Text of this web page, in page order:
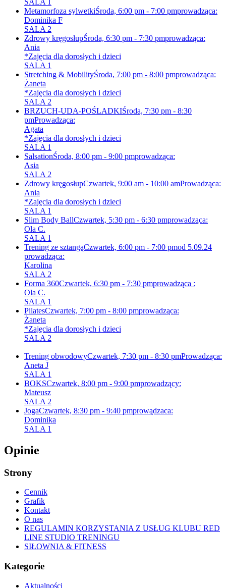
Metamorfoza sylwetkiŚroda, 6:00 pm - 7:00 pmprowadząca:
Dominika F
SALA 2
Zdrowy kręgosłupŚroda, 6:30 pm - 7:30 pmprowadząca:
Ania
*Zajęcia dla dorosłych i dzieci
SALA 1
Stretching & MobilityŚroda, 7:00 pm - 8:00 pmprowadząca:
Żaneta
*Zajęcia dla dorosłych i dzieci
SALA 2
BRZUCH-UDA-POŚLADKIŚroda, 7:30 pm - 8:30
pmProwadząca:
Agata
*Zajęcia dla dorosłych i dzieci
SALA 1
SalsationŚroda, 8:00 pm - 9:00 pmprowadząca:
Asia
SALA 2
Zdrowy kręgosłupCzwartek, 9:00 am - 10:00 amProwadząca:
Ania
*Zajęcia dla dorosłych i dzieci
SALA 1
Slim Body BallCzwartek, 5:30 pm - 6:30 pmprowadząca:
Ola C.
SALA 1
Trening ze sztangąCzwartek, 6:00 pm - 7:00 pmod 5.09.24
prowadząca:
Karolina
SALA 2
Forma 360Czwartek, 6:30 pm - 7:30 pmprowadząca :
Ola C.
SALA 1
PilatesCzwartek, 7:00 pm - 8:00 pmprowadząca:
Żaneta
*Zajęcia dla dorosłych i dzieci
SALA 2
Trening obwodowyCzwartek, 7:30 pm - 8:30 pmProwadząca:
Aneta J
SALA 1
BOKSCzwartek, 8:00 pm - 9:00 pmprowadzący:
Mateusz
SALA 2
JogaCzwartek, 8:30 pm - 9:40 pmprowądzaca:
Dominika
SALA 1
Opinie
Strony
Cennik
Grafik
Kontakt
O nas
REGULAMIN KORZYSTANIA Z USŁUG KLUBU RED
LINE STUDIO TRENINGU
SIŁOWNIA & FITNESS
Kategorie
Aktualności